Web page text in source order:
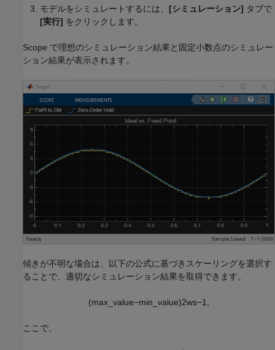
モデルをシミュレートするには、 [シミュレーション] タブで
[実行] をクリックします。
Scope で理想のシミュレーション結果と固定小数点のシミュレー
ション結果が表示されます。
傾きが不明な場合は、以下の公式に基づきスケーリングを選択す
ることで、適切なシミュレーション結果を取得できます。
(max value−min value)2ws−1
ここで、